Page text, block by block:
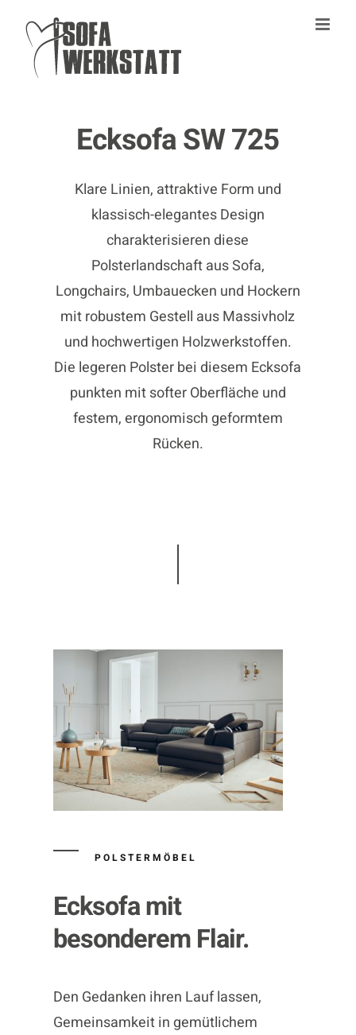
Inhalt
springen
Ecksofa SW 725
Klare Linien, attraktive Form und
klassisch-elegantes Design
charakterisieren diese
Polsterlandschaft aus Sofa,
Longchairs, Umbauecken und Hockern
mit robustem Gestell aus Massivholz
und hochwertigen Holzwerkstoffen.
Die legeren Polster bei diesem Ecksofa
punkten mit softer Oberfläche und
festem, ergonomisch geformtem
Rücken.
POLSTERMÖBEL
Ecksofa mit
besonderem Flair.
Den Gedanken ihren Lauf lassen,
Gemeinsamkeit in gemütlichem